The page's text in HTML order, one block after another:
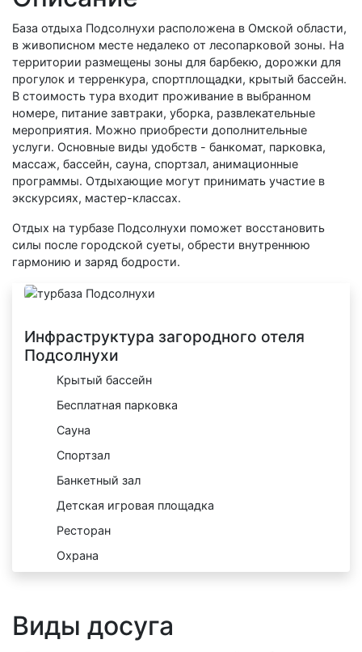
База отдыха Подсолнухи расположена в Омской области,
в живописном месте недалеко от лесопарковой зоны. На
территории размещены зоны для барбекю, дорожки для
прогулок и терренкура, спортплощадки, крытый бассейн.
В стоимость тура входит проживание в выбранном
номере, питание завтраки, уборка, развлекательные
мероприятия. Можно приобрести дополнительные
услуги. Основные виды удобств - банкомат, парковка,
массаж, бассейн, сауна, спортзал, анимационные
программы. Отдыхающие могут принимать участие в
экскурсиях, мастер-классах.
Отдых на турбазе Подсолнухи поможет восстановить
силы после городской суеты, обрести внутреннюю
гармонию и заряд бодрости.
Инфраструктура загородного отеля
Подсолнухи
Крытый бассейн
Бесплатная парковка
Сауна
Спортзал
Банкетный зал
Детская игровая площадка
Ресторан
Охрана
Виды досуга